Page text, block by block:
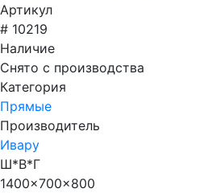
Артикул
# 10219
Наличие
Снято с производства
Категория
Прямые
Производитель
Ивару
Ш*В*Г
1400x700x800